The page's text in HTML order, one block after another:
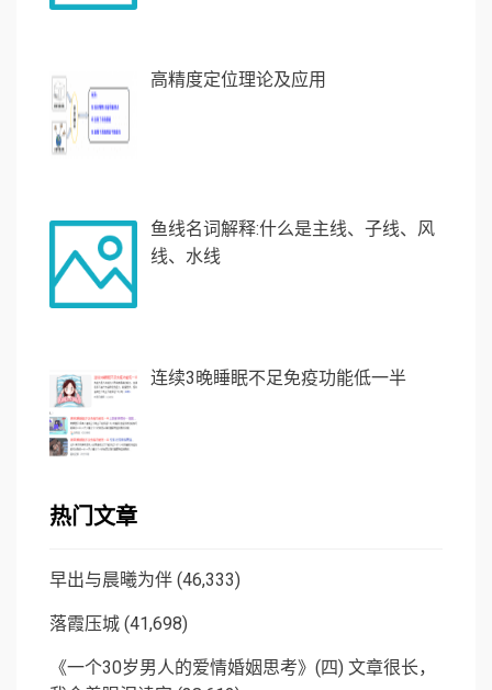
高精度定位理论及应用
鱼线名词解释:什么是主线、子线、风
线、水线
连续3晚睡眠不足免疫功能低一半
热门文章
早出与晨曦为伴 (46,333)
落霞压城 (41,698)
《一个30岁男人的爱情婚姻思考》(四) 文章很长，